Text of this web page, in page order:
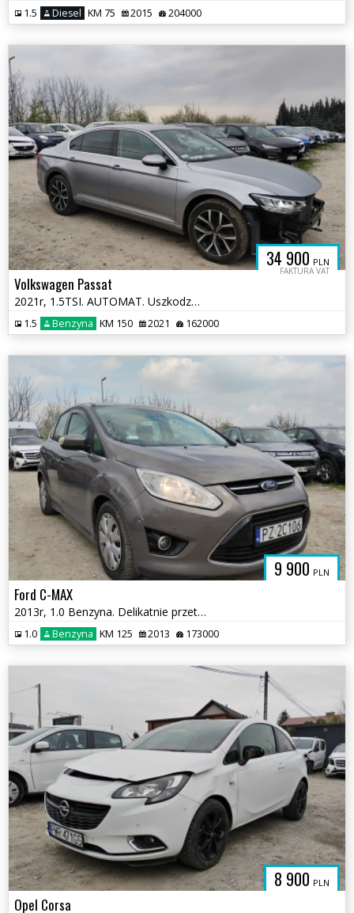
1.5 Diesel KM 75 2015 204000
34 900 PLN
FAKTURA VAT
Volkswagen Passat
2021r, 1.5TSI. AUTOMAT. Uszkodzony lewy przód i tył. Jeździ. VAT 23%
1.5 Benzyna KM 150 2021 162000
9 900 PLN
Ford C-MAX
2013r, 1.0 Benzyna. Delikatnie przetarty lewy bok. Jeździ.
1.0 Benzyna KM 125 2013 173000
8 900 PLN
Opel Corsa